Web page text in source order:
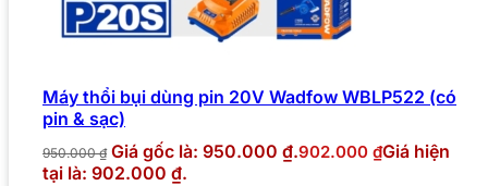
Máy thổi bụi dùng pin 20V Wadfow WBLP522 (có
pin & sạc)
950.000₫ Giá gốc là: 950.000 ₫.902.000 ₫Giá hiện
tại là: 902.000 ₫.